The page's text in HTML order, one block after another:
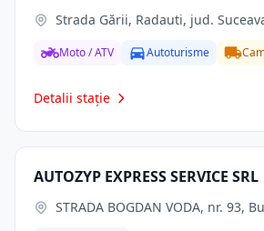
Strada Gării, Radauti, jud.
Moto / ATV Autoturisme
Detalii stație
AUTOZYP EXPRESS SERVICE SRL
STRADA BOGDAN VODA, nr. 93,